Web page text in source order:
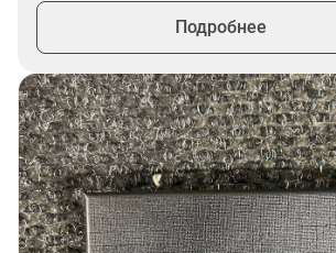
Подробнее